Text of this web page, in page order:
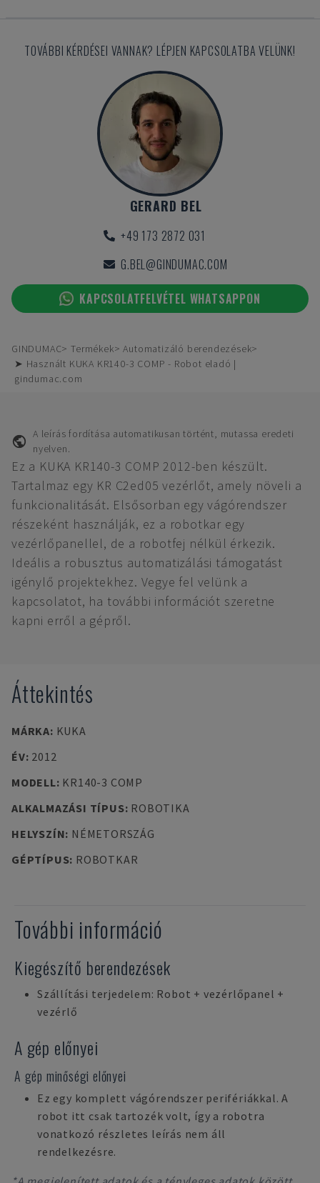
TOVÁBBI KÉRDÉSEI VANNAK? LÉPJEN KAPCSOLATBA VELÜNK!
GERARD BEL
+49 173 2872 031
G.BEL@GINDUMAC.COM
KAPCSOLATFELVÉTEL WHATSAPPON
GINDUMAC Termékek
Automatizáló berendezések
➤ Használt KUKA KR140-3 COMP - Robot eladó |
gindumac.com
A leírás fordítása automatikusan történt, mutassa eredeti
nyelven.
Ez a KUKA KR140-3 COMP 2012-ben készült.
Tartalmaz egy KR C2ed05 vezérlőt, amely növeli a
funkcionalitását. Elsősorban egy vágórendszer
részeként használják, ez a robotkar egy
vezérlőpanellel, de a robotfej nélkül érkezik.
Ideális a robusztus automatizálási támogatást
igénylő projektekhez. Vegye fel velünk a
kapcsolatot, ha további információt szeretne
kapni erről a gépről.
Áttekintés
MÁRKA: KUKA
ÉV: 2012
MODELL: KR140-3 COMP
ALKALMAZÁSI TÍPUS: ROBOTIKA
HELYSZÍN: NÉMETORSZÁG
GÉPTÍPUS: ROBOTKAR
További információ
Kiegészítő berendezések
Szállítási terjedelem: Robot + vezérlőpanel +
vezérlő
A gép előnyei
A gép minőségi előnyei
Ez egy komplett vágórendszer perifériákkal. A
robot itt csak tartozék volt, így a robotra
vonatkozó részletes leírás nem áll
rendelkezésre.